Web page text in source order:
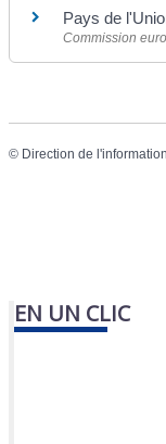
Pays de
Commission
© Direction de
EN UN CLIC